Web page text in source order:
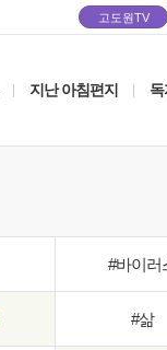
고도원TV
지난 아침편지 독
#바이러
#삶